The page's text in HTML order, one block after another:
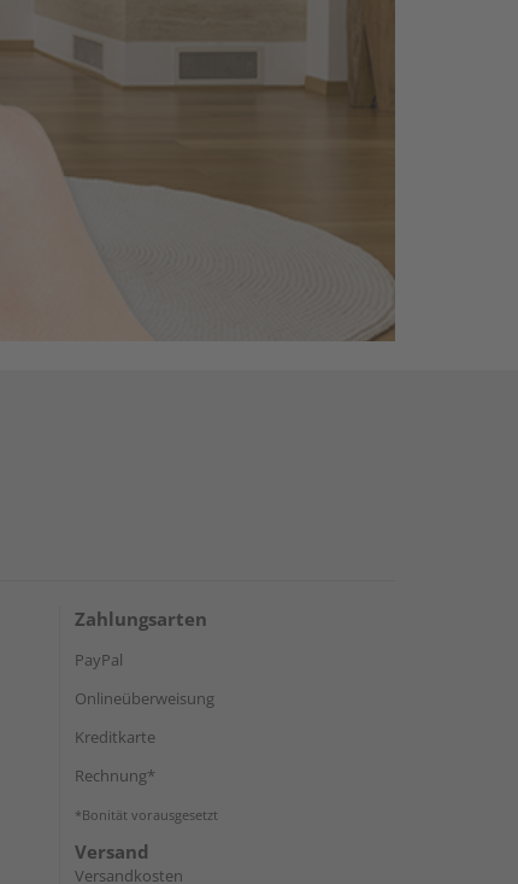
Zahlungsarten
PayPal
Onlineüberweisung
Kreditkarte
Rechnung*
*Bonität vorausgesetzt
Versand
Versandkosten